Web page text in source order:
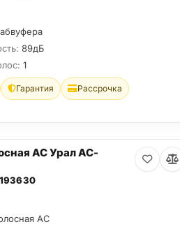
89дБ
1
Гарантия Рассрочка
АС Урал АС-
АС